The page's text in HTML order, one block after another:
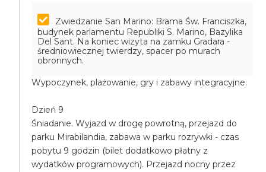
Zwiedzanie San Marino: Brama Św. Franciszka,
budynek parlamentu Republiki S. Marino, Bazylika
Del Sant. Na koniec wizyta na zamku Gradara -
średniowiecznej twierdzy, spacer po murach
obronnych.
Wypoczynek, plażowanie, gry i zabawy integracyjne.
Dzień 9
Śniadanie. Wyjazd w drogę powrotną, przejazd do
parku Mirabilandia, zabawa w parku rozrywki - czas
pobytu 9 godzin (bilet dodatkowo płatny z
wydatków programowych). Przejazd nocny przez